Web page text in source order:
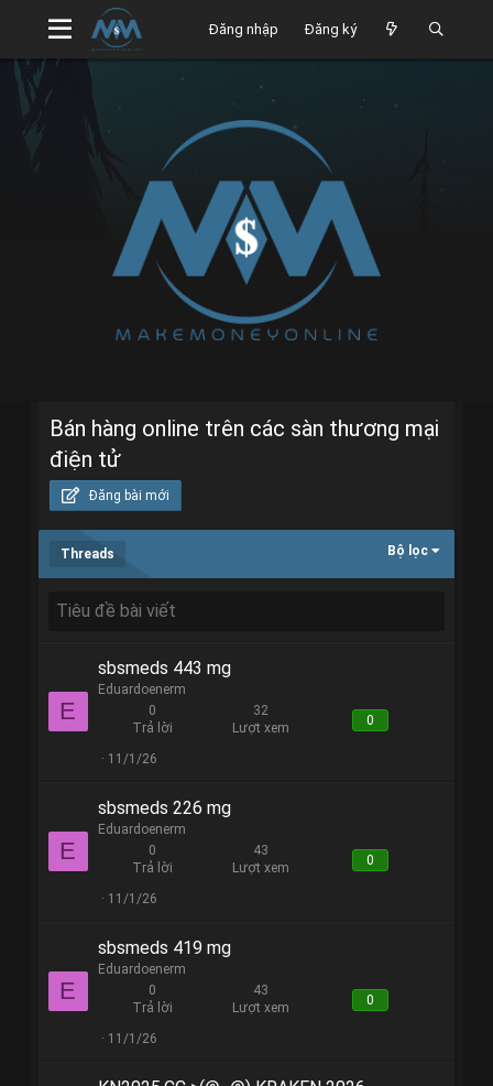
Đăng nhập Đăng ký
Bán hàng online trên các sàn thương mại
điện tử
Đăng bài mới
Threads Bộ lọc
E
sbsmeds 443 mg
Eduardoenerm
0
Trả lời
32
Lượt xem
0
11/1/26
E
sbsmeds 226 mg
Eduardoenerm
0
Trả lời
43
Lượt xem
0
11/1/26
E
sbsmeds 419 mg
Eduardoenerm
0
Trả lời
43
Lượt xem
0
11/1/26